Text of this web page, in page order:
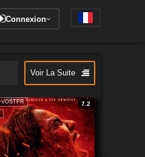
Connexion
Voir La Suite
7.2